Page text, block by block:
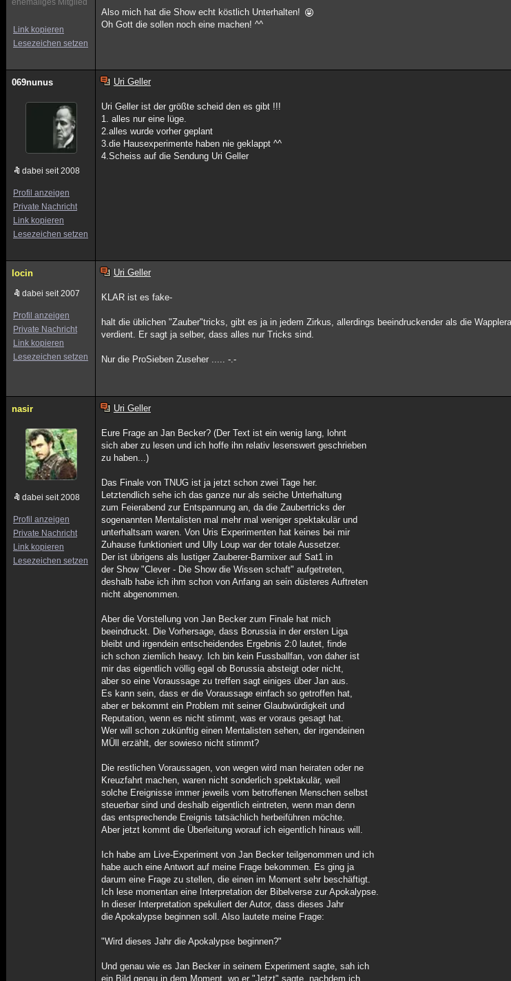
ehemaliges Mitglied
Link kopieren
Lesezeichen setzen
Also mich hat die Show echt köstlich Unterhalten!
Oh Gott die sollen noch eine machen! ^^
069nunus
dabei seit 2008
Profil anzeigen
Private Nachricht
Link kopieren
Lesezeichen setzen
Uri Geller
Uri Geller ist der größte scheid den es gibt !!!
1. alles nur eine lüge.
2.alles wurde vorher geplant
3.die Hausexperimente haben nie geklappt ^^
4.Scheiss auf die Sendung Uri Geller
locin
dabei seit 2007
Profil anzeigen
Private Nachricht
Link kopieren
Lesezeichen setzen
Uri Geller
KLAR ist es fake-
halt die üblichen "Zauber"tricks, gibt es ja in jedem Zirkus, allerdings beeindruckender als die
verdient. Er sagt ja selber, dass alles nur Tricks sind.
Nur die ProSieben Zuseher ..... -.-
nasir
dabei seit 2008
Profil anzeigen
Private Nachricht
Link kopieren
Lesezeichen setzen
Uri Geller
Eure Frage an Jan Becker? (Der Text ist ein wenig lang, lohnt
sich aber zu lesen und ich hoffe ihn relativ lesenswert geschrieben
zu haben...)
Das Finale von TNUG ist ja jetzt schon zwei Tage her.
Letztendlich sehe ich das ganze nur als seiche Unterhaltung
zum Feierabend zur Entspannung an, da die Zaubertricks der
sogenannten Mentalisten mal mehr mal weniger spektakulär und
unterhaltsam waren. Von Uris Experimenten hat keines bei mir
Zuhause funktioniert und Ully Loup war der totale Aussetzer.
Der ist übrigens als lustiger Zauberer-Barmixer auf Sat1 in
der Show "Clever - Die Show die Wissen schaft" aufgetreten,
deshalb habe ich ihm schon von Anfang an sein düsteres Auftreten
nicht abgenommen.
Aber die Vorstellung von Jan Becker zum Finale hat mich
beeindruckt. Die Vorhersage, dass Borussia in der ersten Liga
bleibt und irgendein entscheidendes Ergebnis 2:0 lautet, finde
ich schon ziemlich heavy. Ich bin kein Fussballfan, von daher ist
mir das eigentlich völlig egal ob Borussia absteigt oder nicht,
aber so eine Voraussage zu treffen sagt einiges über Jan aus.
Es kann sein, dass er die Voraussage einfach so getroffen hat,
aber er bekommt ein Problem mit seiner Glaubwürdigkeit und
Reputation, wenn es nicht stimmt, was er voraus gesagt hat.
Wer will schon zukünftig einen Mentalisten sehen, der irgendeinen
MÜll erzählt, der sowieso nicht stimmt?
Die restlichen Voraussagen, von wegen wird man heiraten oder ne
Kreuzfahrt machen, waren nicht sonderlich spektakulär, weil
solche Ereignisse immer jeweils vom betroffenen Menschen selbst
steuerbar sind und deshalb eigentlich eintreten, wenn man denn
das entsprechende Ereignis tatsächlich herbeiführen möchte.
Aber jetzt kommt die Überleitung worauf ich eigentlich hinaus will.
Ich habe am Live-Experiment von Jan Becker teilgenommen und ich
habe auch eine Antwort auf meine Frage bekommen. Es ging ja
darum eine Frage zu stellen, die einen im Moment sehr beschäftigt.
Ich lese momentan eine Interpretation der Bibelverse zur Apokalypse.
In dieser Interpretation spekuliert der Autor, dass dieses Jahr
die Apokalypse beginnen soll. Also lautete meine Frage:
"Wird dieses Jahr die Apokalypse beginnen?"
Und genau wie es Jan Becker in seinem Experiment sagte, sah ich
ein Bild genau in dem Moment, wo er "Jetzt" sagte, nachdem ich